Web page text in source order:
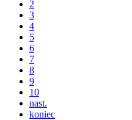
2
3
4
5
6
7
8
9
10
nast.
koniec